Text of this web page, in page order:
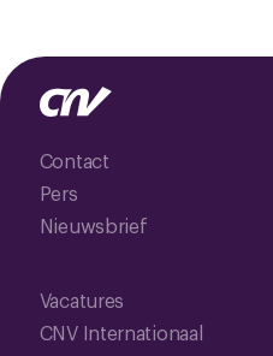
Contact
Pers
Nieuwsbrief
Vacatures
CNV Internationaal